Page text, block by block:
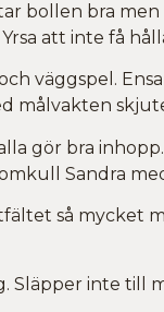
bollen bra
att inte få
väggspel.
gör bra
Sandra
så mycket
inte till